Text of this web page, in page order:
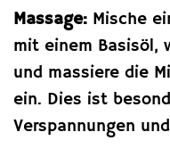
Massage: Mische
mit einem Basisöl,
und massiere die
ein. Dies ist
Verspannungen